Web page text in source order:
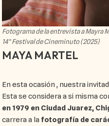
Fotograma de la entrevista a Mayra
14° Festival de Cineminuto (2025)
MAYA MARTEL
En esta ocasión , nuestra
Esta se considera a si misma
en 1979 en Ciudad Juarez,
carrera a la fotografía de